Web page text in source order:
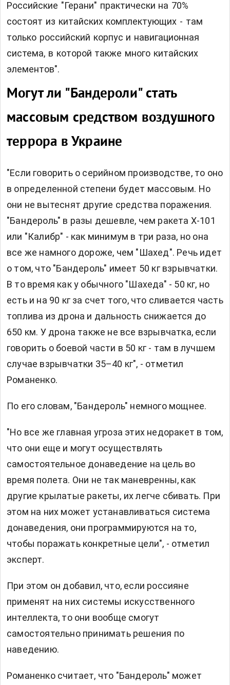
Российские "Герани" практически на 70%
состоят из китайских комплектующих - там
только российский корпус и навигационная
система, в которой также много китайских
элементов".
Могут ли "Бандероли" стать
массовым средством воздушного
террора в Украине
"Если говорить о серийном производстве, то оно
в определенной степени будет массовым. Но
они не вытеснят другие средства поражения.
"Бандероль" в разы дешевле, чем ракета Х-101
или "Калибр" - как минимум в три раза, но она
все же намного дороже, чем "Шахед". Речь идет
о том, что "Бандероль" имеет 50 кг взрывчатки.
В то время как у обычного "Шахеда" - 50 кг, но
есть и на 90 кг за счет того, что сливается часть
топлива из дрона и дальность снижается до
650 км. У дрона также не все взрывчатка, если
говорить о боевой части в 50 кг - там в лучшем
случае взрывчатки 35–40 кг", - отметил
Романенко.
По его словам, "Бандероль" немного мощнее.
"Но все же главная угроза этих недоракет в том,
что они еще и могут осуществлять
самостоятельное донаведение на цель во
время полета. Они не так маневренны, как
другие крылатые ракеты, их легче сбивать. При
этом на них может устанавливаться система
донаведения, они программируются на то,
чтобы поражать конкретные цели", - отметил
эксперт.
При этом он добавил, что, если россияне
применят на них системы искусственного
интеллекта, то они вообще смогут
самостоятельно принимать решения по
наведению.
Романенко считает, что "Бандероль" может